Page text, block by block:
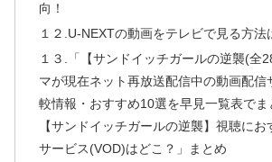
向！
１２.U-NEXTの動画をテレビで見る方法
１３.「【サンドイッチガールの逆襲(全
マが現在ネット再放送配信中の動画配信
較情報・おすすめ10選を早見一覧表でま
【サンドイッチガールの逆襲】視聴に
サービス(VOD)はどこ？」まとめ